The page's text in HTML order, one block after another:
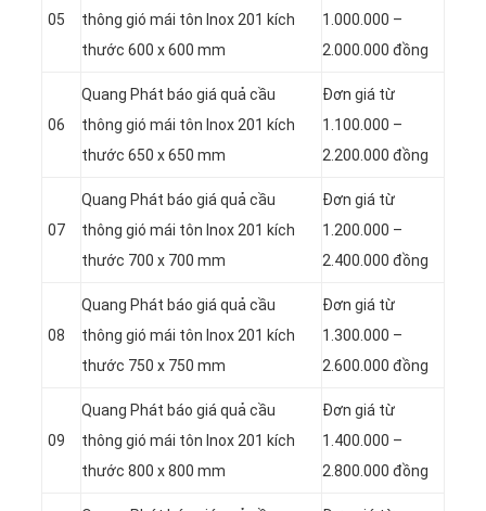
05
thông gió mái tôn Inox 201 kích
thước 600 x 600 mm
1.000.000 –
2.000.000 đồng
06
Quang Phát báo giá quả cầu
thông gió mái tôn Inox 201 kích
thước 650 x 650 mm
Đơn giá từ
1.100.000 –
2.200.000 đồng
07
Quang Phát báo giá quả cầu
thông gió mái tôn Inox 201 kích
thước 700 x 700 mm
Đơn giá từ
1.200.000 –
2.400.000 đồng
08
Quang Phát báo giá quả cầu
thông gió mái tôn Inox 201 kích
thước 750 x 750 mm
Đơn giá từ
1.300.000 –
2.600.000 đồng
09
Quang Phát báo giá quả cầu
thông gió mái tôn Inox 201 kích
thước 800 x 800 mm
Đơn giá từ
1.400.000 –
2.800.000 đồng